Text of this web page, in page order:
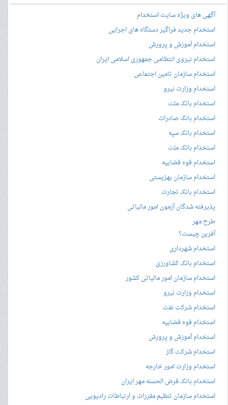
آگهی های ویژه سایت استخدام
استخدام جدید فراگیر دستگاه های اجرایی
استخدام آموزش و پرورش
استخدام نیروی انتظامی جمهوری اسلامی ایران
استخدام سازمان تامین اجتماعی
استخدام وزارت نیرو
استخدام بانک ملت
استخدام بانک صادرات
استخدام بانک سپه
استخدام بانک ملت
استخدام قوه قضاییه
استخدام سازمان بهزیستی
استخدام بانک تجارت
پذیرفته شدگان آزمون امور مالیاتی
طرح مهر
آفرین چیست؟
استخدام شهرداری
استخدام بانک کشاورزی
استخدام سازمان امور مالیاتی کشور
استخدام وزارت نیرو
استخدام شرکت نفت
استخدام قوه قضاییه
استخدام آموزش و پرورش
استخدام شرکت گاز
استخدام وزارت امور خارجه
استخدام بانک قرض الحسنه مهر ایران
استخدام سازمان تنظیم مقررات و ارتباطات رادیویی